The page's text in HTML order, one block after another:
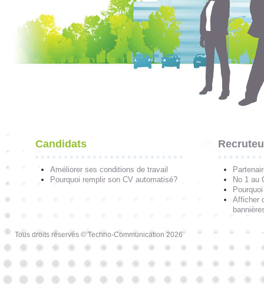
Candidats
Améliorer ses conditions de travail
Pourquoi remplir son CV automatisé?
No 1 au
Afficher
Tous droits réservés © Techno-Communication 2026